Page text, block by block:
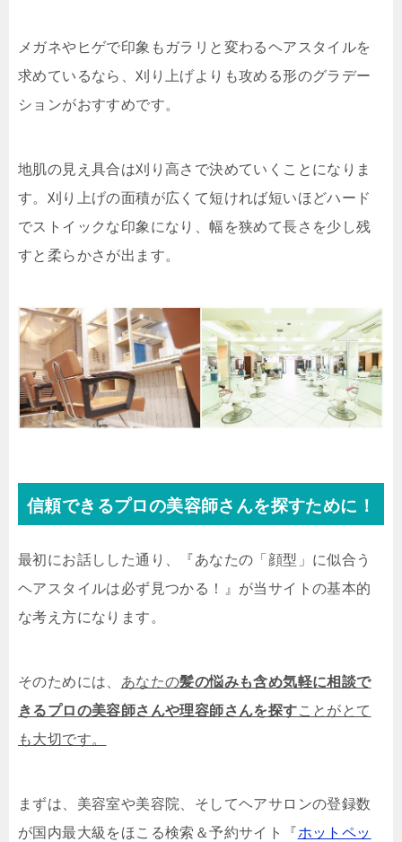
メガネやヒゲで印象もガラリと変わるヘアスタイルを
求めているなら、刈り上げよりも攻める形のグラデー
ションがおすすめです。
地肌の見え具合は刈り高さで決めていくことになりま
す。刈り上げの面積が広くて短ければ短いほどハード
でストイックな印象になり、幅を狭めて長さを少し残
すと柔らかさが出ます。
信頼できるプロの美容師さんを探すために！
最初にお話しした通り、『あなたの「顔型」に似合う
ヘアスタイルは必ず見つかる！』が当サイトの基本的
な考え方になります。
そのためには、 あなたの髪の悩みも含め気軽に相談で
きるプロの美容師さんや理容師さんを探すことがとて
も大切です。
まずは、美容室や美容院、そしてヘアサロンの登録数
が国内最大級をほこる検索＆予約サイト『ホットペッ